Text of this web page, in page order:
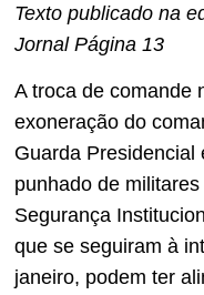
Texto publicado na
Jornal Página 13
A troca de comande
exoneração do
Guarda Presidencial
punhado de
Segurança
que se seguiram à
janeiro, podem ter